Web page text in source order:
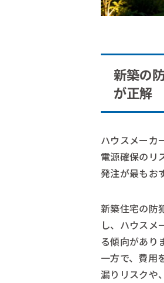
新築の
が正解
ハウスメーカ
電源確保のリ
発注が最もお
新築住宅の防
し、ハウスメ
る傾向があり
一方で、費用
漏りリスクや